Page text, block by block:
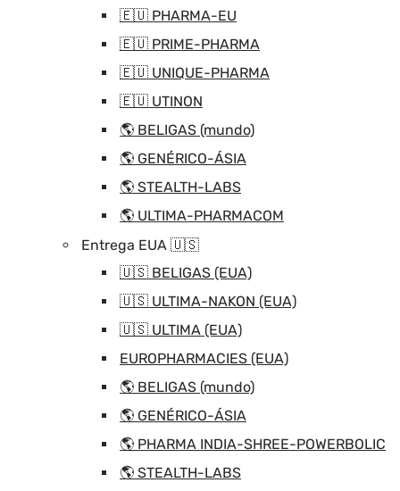
🇪🇺 PHARMA-EU
🇪🇺 PRIME-PHARMA
🇪🇺 UNIQUE-PHARMA
🇪🇺 UTINON
🌎 BELIGAS (mundo)
🌎 GENÉRICO-ÁSIA
🌎 STEALTH-LABS
🌎 ULTIMA-PHARMACOM
Entrega EUA 🇺🇸
🇺🇸 BELIGAS (EUA)
🇺🇸 ULTIMA-NAKON (EUA)
🇺🇸 ULTIMA (EUA)
EUROPHARMACIES (EUA)
🌎 BELIGAS (mundo)
🌎 GENÉRICO-ÁSIA
🌎 PHARMA INDIA-SHREE-POWERBOLIC
🌎 STEALTH-LABS